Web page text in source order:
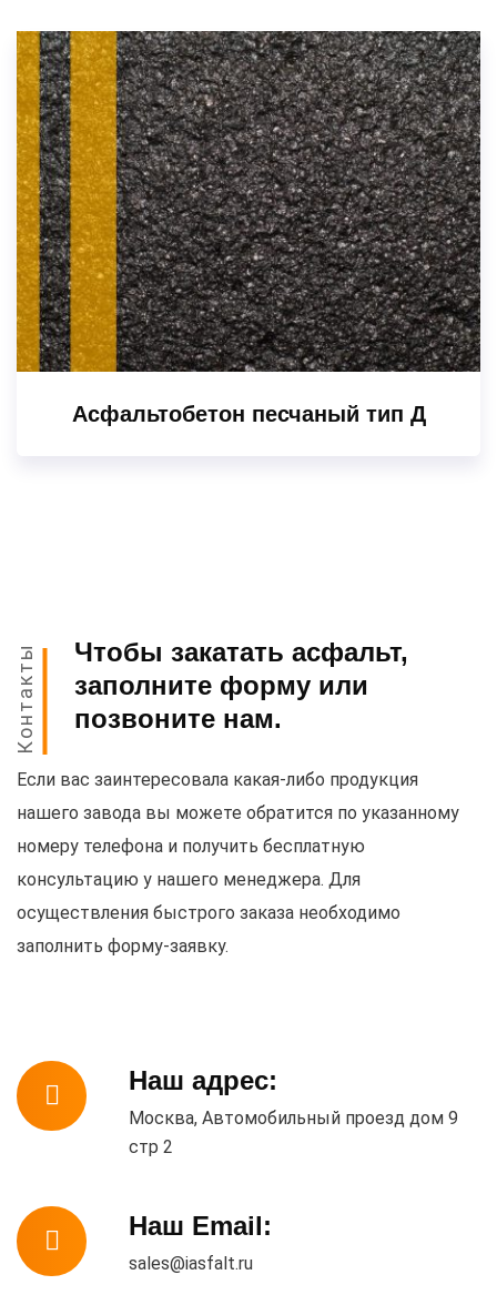
Асфальтобетон песчаный тип Д
Контакты
Чтобы закатать асфальт,
заполните форму или
позвоните нам.
Если вас заинтересовала какая-либо продукция
нашего завода вы можете обратится по указанному
номеру телефона и получить бесплатную
консультацию у нашего менеджера. Для
осуществления быстрого заказа необходимо
заполнить форму-заявку.
Наш адрес:
Москва, Автомобильный проезд дом 9
стр 2
Наш Email:
sales@iasfalt.ru